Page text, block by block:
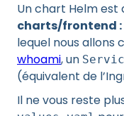
Un chart Helm
charts/frontend :
lequel nous allons
whoami, un
(équivalent de
Il ne vous reste